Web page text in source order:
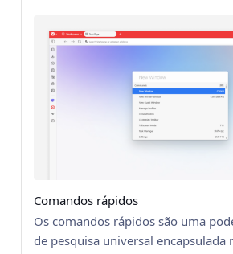
Comandos rápidos
Os comandos rápidos são uma
de pesquisa universal encapsulada